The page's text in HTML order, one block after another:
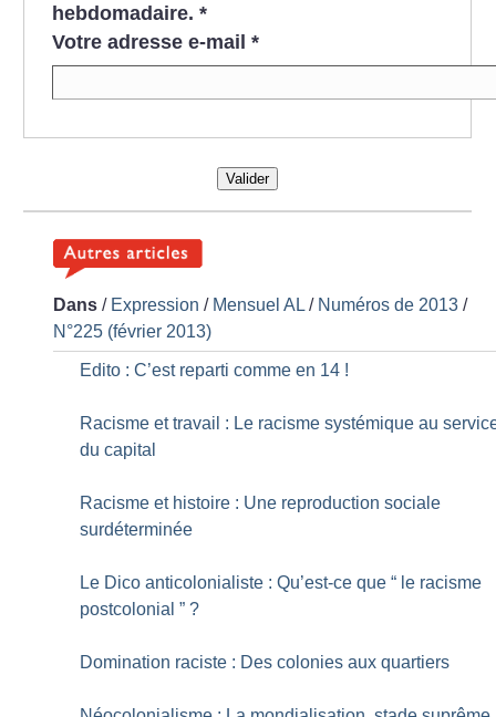
hebdomadaire. *
Votre adresse e-mail *
Valider
Dans / Expression / Mensuel AL / Numéros de 2013 /
N°225 (février 2013)
Edito : C’est reparti comme en 14 !
Racisme et travail : Le racisme systémique au
du capital
Racisme et histoire : Une reproduction sociale
surdéterminée
Le Dico anticolonialiste : Qu’est-ce que “ le racisme
postcolonial ” ?
Domination raciste : Des colonies aux quartiers